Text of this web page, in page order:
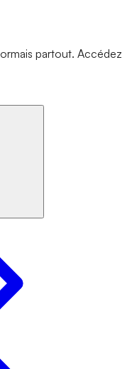
partout. Accédez